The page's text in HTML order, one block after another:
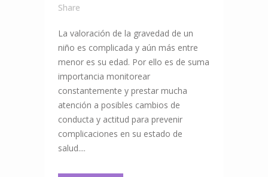
Share
La valoración de la gravedad de un
niño es complicada y aún más entre
menor es su edad. Por ello es de suma
importancia monitorear
constantemente y prestar mucha
atención a posibles cambios de
conducta y actitud para prevenir
complicaciones en su estado de
salud....